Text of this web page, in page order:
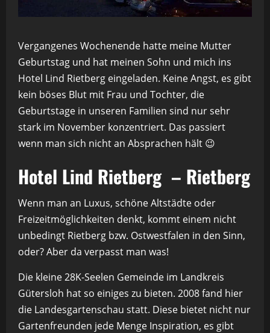
Vergangenes Wochenende hatte meine Mutter
Geburtstag und hat meinen Sohn und mich ins
Hotel Lind Rietberg eingeladen. Keine Angst, es gibt
kein böses Blut mit Frau und Tochter, die
Geburtstage in unseren Familien sind nur sehr
stark im November konzentriert. Das passiert
wenn man sich nicht an Absprachen hält 😉
Hotel Lind Rietberg – Rietberg
Wenn man an Luxus, schöne Altstädte oder
Freizeitmöglichkeiten denkt, kommt einem nicht
unbedingt Rietberg bzw. Ostwestfalen in den Sinn,
oder? Aber da verpasst man was!
Die kleine 28K-Seelen Gemeinde im Landkreis
Gütersloh hat so einiges zu bieten. 2008 fand hier
die Landesgartenschau statt. Diese bietet nicht nur
Gartenfreunden jede Menge Inspiration, es gibt